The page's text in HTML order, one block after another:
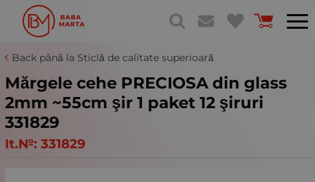
Back până la Sticlă de calitate superioară
Mărgele cehe PRECIOSA din glass
2mm ~55cm şir 1 paket 12 şiruri
331829
It.№: 331829